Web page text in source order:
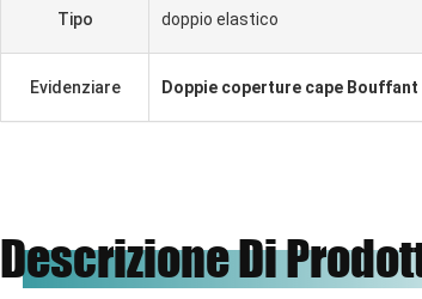
Tipo doppio elastico
Evidenziare Doppie coperture cape
Descrizione Di